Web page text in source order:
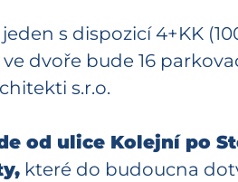
s dispozicí 4+KK
dvoře bude 16
s.r.o.
od ulice Kolejní po
které do budoucna